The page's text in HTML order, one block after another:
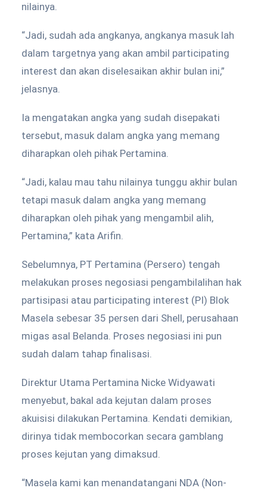
nilainya.
“Jadi, sudah ada angkanya, angkanya masuk lah
dalam targetnya yang akan ambil participating
interest dan akan diselesaikan akhir bulan ini,”
jelasnya.
Ia mengatakan angka yang sudah disepakati
tersebut, masuk dalam angka yang memang
diharapkan oleh pihak Pertamina.
“Jadi, kalau mau tahu nilainya tunggu akhir bulan
tetapi masuk dalam angka yang memang
diharapkan oleh pihak yang mengambil alih,
Pertamina,” kata Arifin.
Sebelumnya, PT Pertamina (Persero) tengah
melakukan proses negosiasi pengambilalihan hak
partisipasi atau participating interest (PI) Blok
Masela sebesar 35 persen dari Shell, perusahaan
migas asal Belanda. Proses negosiasi ini pun
sudah dalam tahap finalisasi.
Direktur Utama Pertamina Nicke Widyawati
menyebut, bakal ada kejutan dalam proses
akuisisi dilakukan Pertamina. Kendati demikian,
dirinya tidak membocorkan secara gamblang
proses kejutan yang dimaksud.
“Masela kami kan menandatangani NDA (Non-